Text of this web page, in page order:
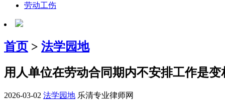
劳动工伤
首页 > 法学园地
用人单位在劳动合同期内不安排工作是变
2026-03-02 法学园地 乐清专业律师网